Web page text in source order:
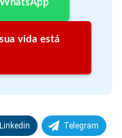
vida está
Linkedin Telegram